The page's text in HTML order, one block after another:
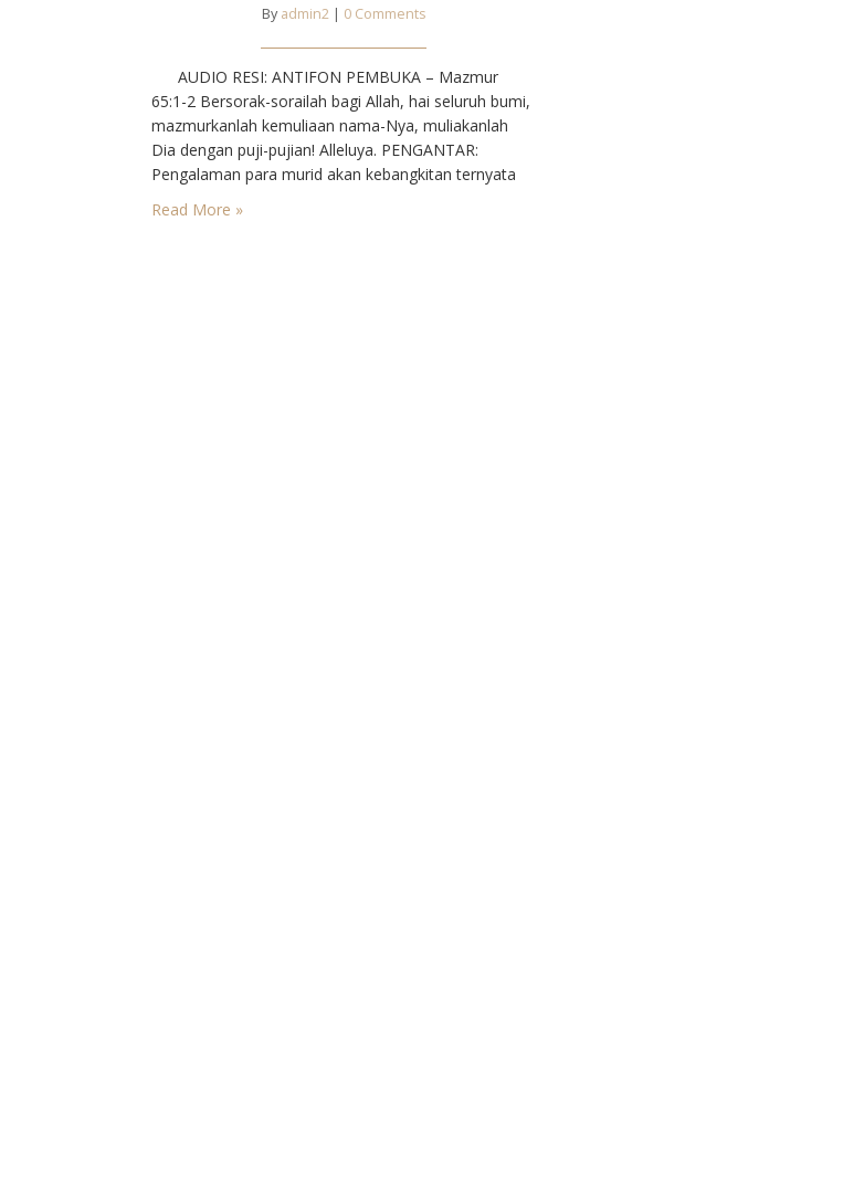
By admin2 | 0 Comments
AUDIO RESI: ANTIFON PEMBUKA – Mazmur
65:1-2 Bersorak-sorailah bagi Allah, hai seluruh bumi,
mazmurkanlah kemuliaan nama-Nya, muliakanlah
Dia dengan puji-pujian! Alleluya. PENGANTAR:
Pengalaman para murid akan kebangkitan ternyata
membuat mereka tidak ragu lagi untuk memberikan
kesaksian. Tidak merasa takut untuk mengatakan
Read More »